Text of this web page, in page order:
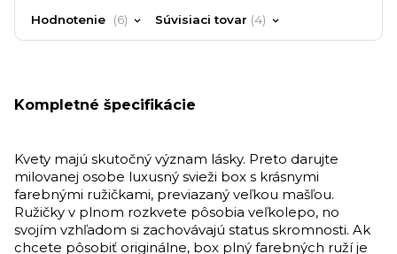
Hodnotenie 6 Súvisiaci tovar 4
Kompletné špecifikácie
Kvety majú skutočný význam lásky. Preto darujte
milovanej osobe luxusný svieži box s krásnymi
farebnými ružičkami, previazaný veľkou mašľou.
Ružičky v plnom rozkvete pôsobia veľkolepo, no
svojím vzhľadom si zachovávajú status skromnosti. Ak
chcete pôsobiť originálne, box plný farebných ruží je